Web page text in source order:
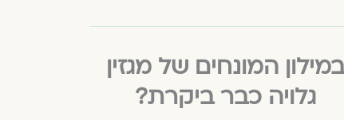
במילון המונחים של מגזין
גלויה כבר ביקרת?